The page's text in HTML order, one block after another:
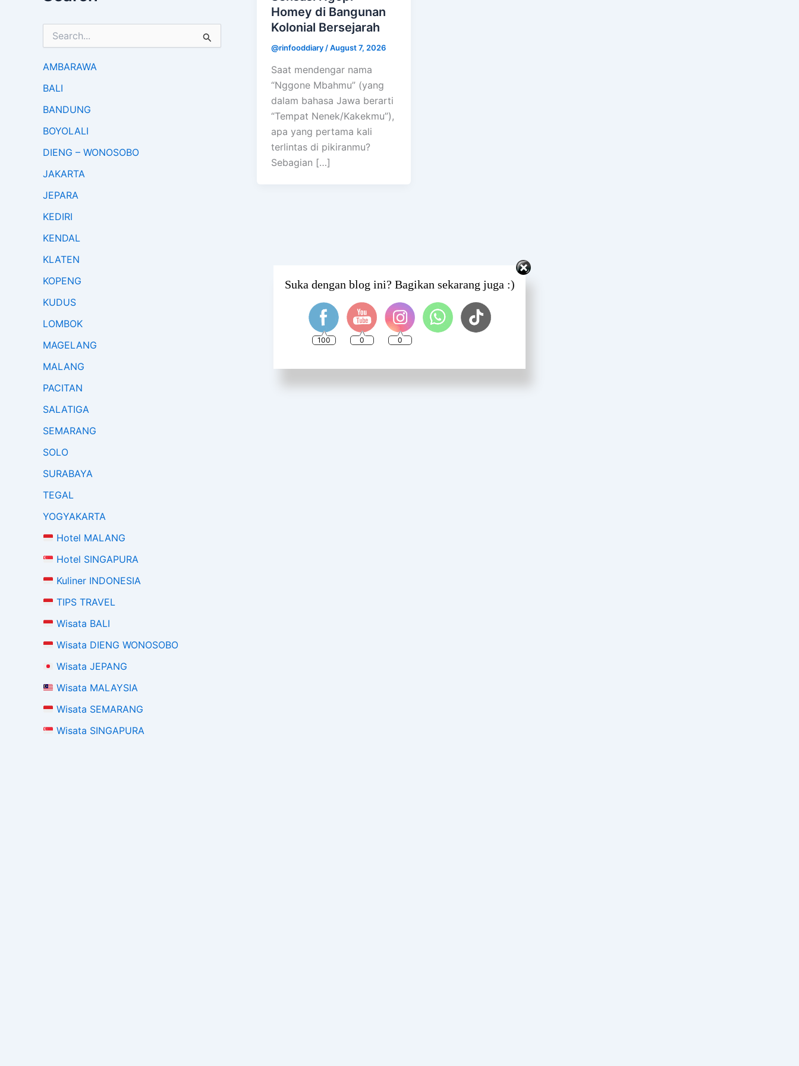
r
h
o
:
AMBARAWA
BALI
BANDUNG
BOYOLALI
DIENG – WONOSOBO
JAKARTA
JEPARA
KEDIRI
KENDAL
KLATEN
KOPENG
KUDUS
LOMBOK
MAGELANG
MALANG
PACITAN
SALATIGA
SEMARANG
SOLO
SURABAYA
TEGAL
YOGYAKARTA
Hotel MALANG
Hotel SINGAPURA
Kuliner INDONESIA
TIPS TRAVEL
Wisata BALI
Wisata DIENG WONOSOBO
Wisata JEPANG
Wisata MALAYSIA
Wisata SEMARANG
Wisata SINGAPURA
Homey di Bangunan
Kolonial Bersejarah
@rinfooddiary /August 7, 2026
Saat mendengar nama
“Nggone Mbahmu” (yang
dalam bahasa Jawa berarti
“Tempat Nenek/Kakekmu”),
apa yang pertama kali
terlintas di pikiranmu?
Sebagian […]
Suka dengan blog ini? Bagikan sekarang juga :)
100 0
Set Youtube Channel ID
0